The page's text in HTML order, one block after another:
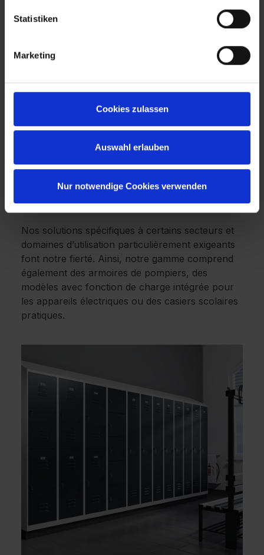
Statistiken
Marketing
Cookies zulassen
Auswahl erlauben
Nur notwendige Cookies verwenden
perfection dans les moindres
serrures sont compatibles avec l’ensemble de
nos produits. Créons le meuble parfait pour
types d'armoires, des systèmes Smartlocker aux
vestiaires, en passant par les armoires de
vous trouverez toujours ce que vous cherchez
avec, en prime, les meilleurs conseils.
Nos solutions spécifiques à certains secteurs et
domaines d’utilisation particulièrement exigeants
font notre fierté. Ainsi, notre gamme comprend
également des armoires de pompiers, des
modèles avec fonction de charge intégrée pour
les appareils électriques ou des casiers scolaires
pratiques.